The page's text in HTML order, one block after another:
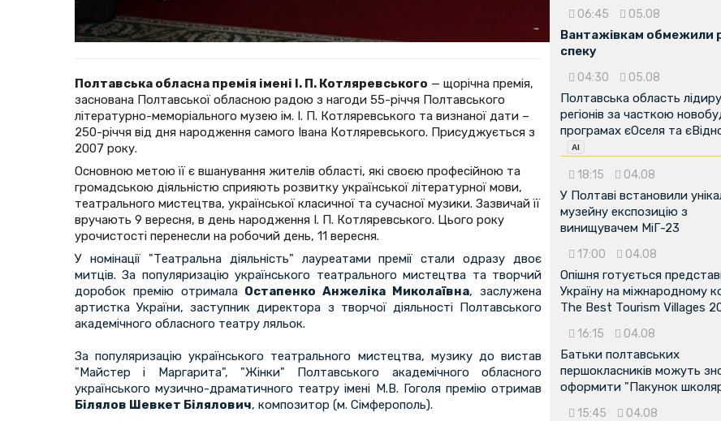
Полтавська обласна премія імені І. П. Котляревського — щорічна премія,
заснована Полтавської обласною радою з нагоди 55-річчя Полтавського
літературно-меморіального музею ім. І. П. Котляревського та визнаної дати –
250-річчя від дня народження самого Івана Котляревського. Присуджується з
2007 року.
Основною метою її є вшанування жителів області, які своєю професійною та
громадською діяльністю сприяють розвитку української літературної мови,
театрального мистецтва, української класичної та сучасної музики. Зазвичай її
вручають 9 вересня, в день народження І. П. Котляревського. Цього року
урочистості перенесли на робочий день, 11 вересня.
У номінації "Театральна діяльність" лауреатами премії стали одразу двоє
митців. За популяризацію українського театрального мистецтва та творчий
доробок премію отримала Остапенко Анжеліка Миколаївна, заслужена
артистка України, заступник директора з творчої діяльності Полтавського
академічного обласного театру ляльок.
За популяризацію українського театрального мистецтва, музику до вистав
"Майстер і Маргарита", "Жінки" Полтавського академічного обласного
українського музично-драматичного театру імені М.В. Гоголя премію отримав
Білялов Шевкет Білялович, композитор (м. Сімферополь).
06:45 05.08
Вантажівкам обмежили
спеку
04:30 05.08
Полтавська область
регіонів за часткою
програмах єОселя та
18:15 04.08
У Полтаві встановили
музейну експозицію з
винищувачем МіГ-23
17:00 04.08
Опішня готується
Україну на міжнародному
The Best Tourism Villages
16:15 04.08
Батьки полтавських
першокласників можуть
оформити "Пакунок
15:45 04.08